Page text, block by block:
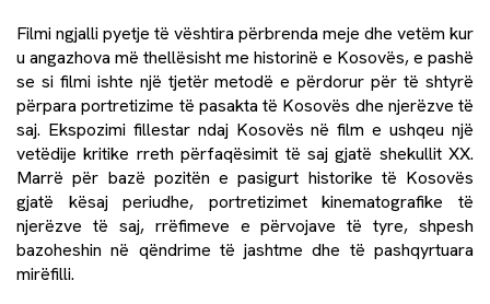
Filmi ngjalli pyetje të vështira përbrenda meje dhe vetëm kur
u angazhova më thellësisht me historinë e Kosovës, e pashë
se si filmi ishte një tjetër metodë e përdorur për të shtyrë
përpara portretizime të pasakta të Kosovës dhe njerëzve të
saj. Ekspozimi fillestar ndaj Kosovës në film e ushqeu një
vetëdije kritike rreth përfaqësimit të saj gjatë shekullit XX.
Marrë për bazë pozitën e pasigurt historike të Kosovës
gjatë kësaj periudhe, portretizimet kinematografike të
njerëzve të saj, rrëfimeve e përvojave të tyre, shpesh
bazoheshin në qëndrime të jashtme dhe të pashqyrtuara
mirëfilli.